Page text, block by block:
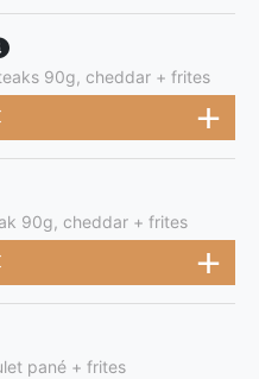
90g, cheddar + frites
90g, cheddar + frites
pané + frites